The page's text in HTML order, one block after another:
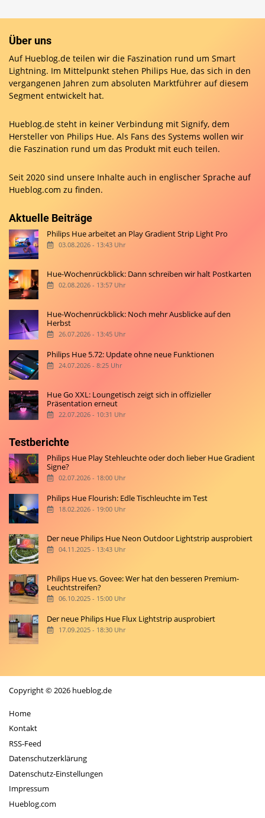
Über uns
Auf Hueblog.de teilen wir die Faszination rund um Smart
Lightning. Im Mittelpunkt stehen Philips Hue, das sich in den
vergangenen Jahren zum absoluten Marktführer auf diesem
Segment entwickelt hat.
Hueblog.de steht in keiner Verbindung mit Signify, dem
Hersteller von Philips Hue. Als Fans des Systems wollen wir
die Faszination rund um das Produkt mit euch teilen.
Seit 2020 sind unsere Inhalte auch in englischer Sprache auf
Hueblog.com zu finden.
Aktuelle Beiträge
Philips Hue arbeitet an Play Gradient Strip Light Pro
03.08.2026 - 13:43 Uhr
Hue-Wochenrückblick: Dann schreiben wir halt Postkarten
02.08.2026 - 13:57 Uhr
Hue-Wochenrückblick: Noch mehr Ausblicke auf den
Herbst
26.07.2026 - 13:45 Uhr
Philips Hue 5.72: Update ohne neue Funktionen
24.07.2026 - 8:25 Uhr
Hue Go XXL: Loungetisch zeigt sich in offizieller
Präsentation erneut
22.07.2026 - 10:31 Uhr
Testberichte
Philips Hue Play Stehleuchte oder doch lieber Hue Gradient
Signe?
02.07.2026 - 18:00 Uhr
Philips Hue Flourish: Edle Tischleuchte im Test
18.02.2026 - 19:00 Uhr
Der neue Philips Hue Neon Outdoor Lightstrip ausprobiert
04.11.2025 - 13:43 Uhr
Philips Hue vs. Govee: Wer hat den besseren Premium-
Leuchtstreifen?
06.10.2025 - 15:00 Uhr
Der neue Philips Hue Flux Lightstrip ausprobiert
17.09.2025 - 18:30 Uhr
Copyright © 2026 hueblog.de
Home
Kontakt
RSS-Feed
Datenschutzerklärung
Datenschutz-Einstellungen
Impressum
Hueblog.com